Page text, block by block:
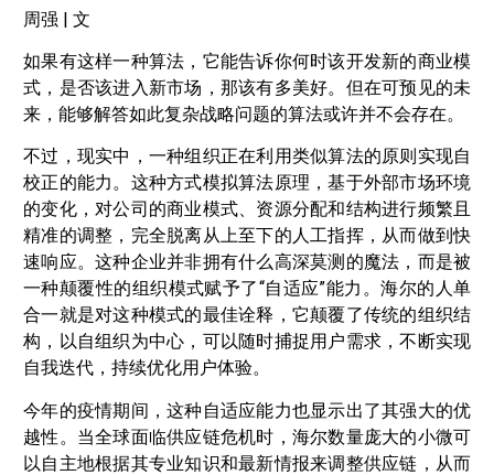
周强 | 文
如果有这样一种算法，它能告诉你何时该开发新的商业模
式，是否该进入新市场，那该有多美好。但在可预见的未
来，能够解答如此复杂战略问题的算法或许并不会存在。
不过，现实中，一种组织正在利用类似算法的原则实现自
校正的能力。这种方式模拟算法原理，基于外部市场环境
的变化，对公司的商业模式、资源分配和结构进行频繁且
精准的调整，完全脱离从上至下的人工指挥，从而做到快
速响应。这种企业并非拥有什么高深莫测的魔法，而是被
一种颠覆性的组织模式赋予了“自适应”能力。海尔的人单
合一就是对这种模式的最佳诠释，它颠覆了传统的组织结
构，以自组织为中心，可以随时捕捉用户需求，不断实现
自我迭代，持续优化用户体验。
今年的疫情期间，这种自适应能力也显示出了其强大的优
越性。当全球面临供应链危机时，海尔数量庞大的小微可
以自主地根据其专业知识和最新情报来调整供应链，从而